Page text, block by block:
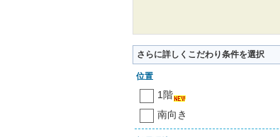
さらに詳しくこだわり条件を選択
位置
1階
南向き